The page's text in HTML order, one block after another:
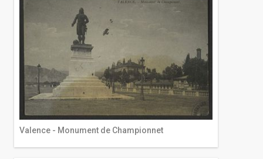
Valence - Monument de Championnet